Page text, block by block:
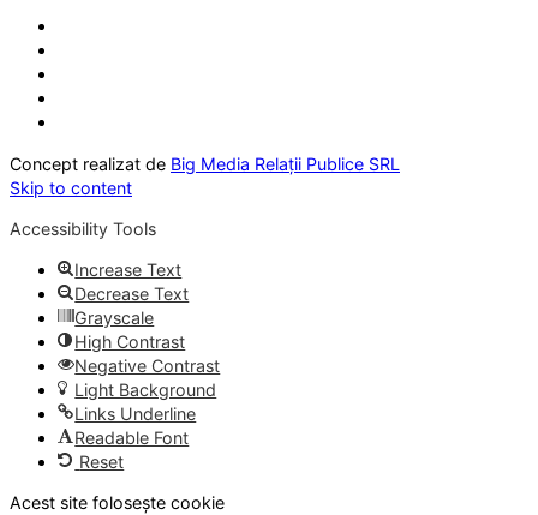
Concept realizat de Big Media Relații Publice SRL
Skip to content
Accessibility Tools
Increase Text
Decrease Text
Grayscale
High Contrast
Negative Contrast
Light Background
Links Underline
Readable Font
Reset
Acest site folosește cookie